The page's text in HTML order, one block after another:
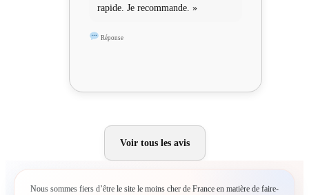
rapide. Je recommande. »
Réponse
Voir tous les avis
Nous sommes fiers d’être le site le moins cher de France en matière de faire-